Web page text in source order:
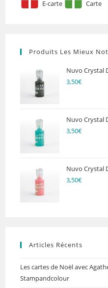
E-carte Carte
Produits Les Mieux
Nuvo Crystal
3,50€
Nuvo Crystal
3,50€
Nuvo Crystal
3,50€
Articles Récents
Les cartes de Noël avec
Stampandcolour